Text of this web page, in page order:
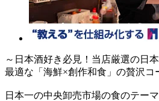
～日本酒好き必見！当店厳選の日
最適な「海鮮×創作和食」の贅沢コ
日本一の中央卸売市場の食のテー